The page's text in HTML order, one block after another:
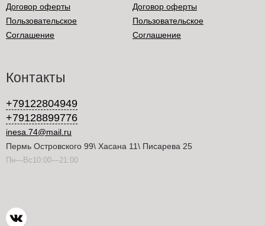
Договор оферты
Пользовательское
Соглашение
Договор оферты
Пользовательское
Соглашение
Контакты
+79122804949
+79128899776
inesa.74@mail.ru
Пермь Островского 99\ Хасана 11\ Писарева 25
Пн—Вс10:00—21:00